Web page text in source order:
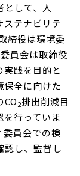
して、人
ステナビリテ
締役は環境委
員会は取締役
践を目的と
保全に向けた
2排出削減目
行っていま
委員会での検
認し、監督し